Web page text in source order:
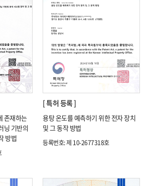
존재하는
닝 기반의
방법​
[ 특허 등록 ]
용탕 온도를 예측하기 위한 전자 장치
및 그 동작 방법
등록번호: 제 10-2677318호​